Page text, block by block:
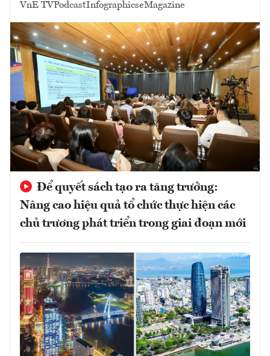
VnE TVPodcastInfographicseMagazine
Để quyết sách tạo ra tăng trưởng:
Nâng cao hiệu quả tổ chức thực hiện các
chủ trương phát triển trong giai đoạn mới